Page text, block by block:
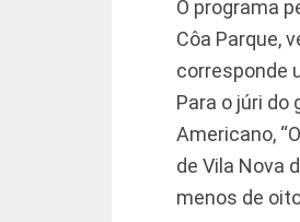
O programa
Côa Parque,
corresponde
Para o júri do
Americano,
de Vila Nova
menos de